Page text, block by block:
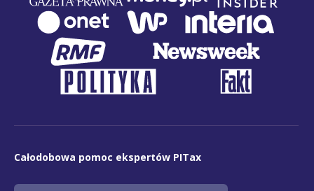
Całodobowa pomoc ekspertów PITax